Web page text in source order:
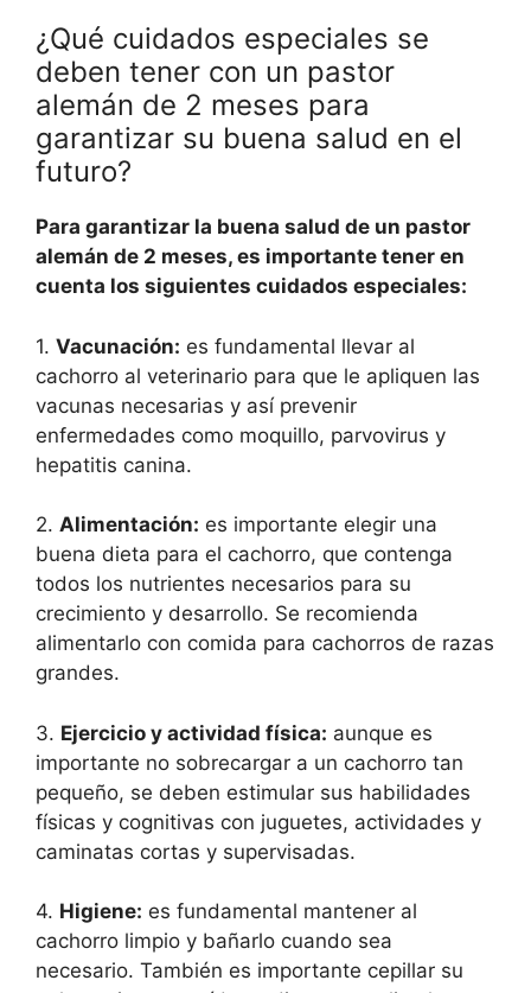
¿Qué cuidados especiales se
deben tener con un pastor
alemán de 2 meses para
garantizar su buena salud en el
futuro?
Para garantizar la buena salud de un pastor
alemán de 2 meses, es importante tener en
cuenta los siguientes cuidados especiales:
1. Vacunación: es fundamental llevar al
cachorro al veterinario para que le apliquen las
vacunas necesarias y así prevenir
enfermedades como moquillo, parvovirus y
hepatitis canina.
2. Alimentación: es importante elegir una
buena dieta para el cachorro, que contenga
todos los nutrientes necesarios para su
crecimiento y desarrollo. Se recomienda
alimentarlo con comida para cachorros de razas
grandes.
3. Ejercicio y actividad física: aunque es
importante no sobrecargar a un cachorro tan
pequeño, se deben estimular sus habilidades
físicas y cognitivas con juguetes, actividades y
caminatas cortas y supervisadas.
4. Higiene: es fundamental mantener al
cachorro limpio y bañarlo cuando sea
necesario. También es importante cepillar su